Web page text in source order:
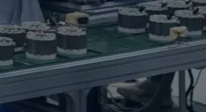
Вичат